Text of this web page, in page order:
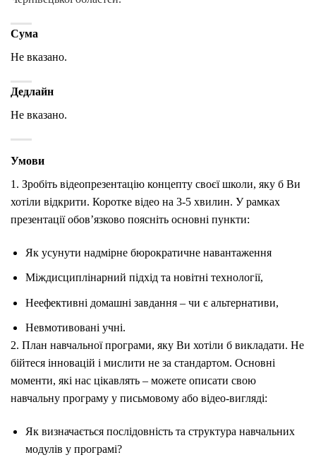
Сума
Не вказано.
Дедлайн
Не вказано.
Умови
1. Зробіть відеопрезентацію концепту своєї школи, яку б Ви
хотіли відкрити. Коротке відео на 3-5 хвилин. У рамках
презентації обов’язково поясніть основні пункти:
Як усунути надмірне бюрократичне навантаження
Міждисциплінарний підхід та новітні технології,
Неефективні домашні завдання – чи є альтернативи,
Невмотивовані учні.
2. План навчальної програми, яку Ви хотіли б викладати. Не
бійтеся інновацій і мислити не за стандартом. Основні
моменти, які нас цікавлять – можете описати свою
навчальну програму у письмовому або відео-вигляді:
Як визначається послідовність та структура навчальних
модулів у програмі?